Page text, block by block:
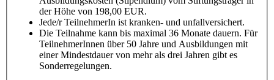
der Höhe von 198,00 EUR.
Jede/r TeilnehmerIn ist kranken- und unfallversichert.
Die Teilnahme kann bis maximal 36 Monate dauern. Für
TeilnehmerInnen über 50 Jahre und Ausbildungen mit
einer Mindestdauer von mehr als drei Jahren gibt es
Sonderregelungen.